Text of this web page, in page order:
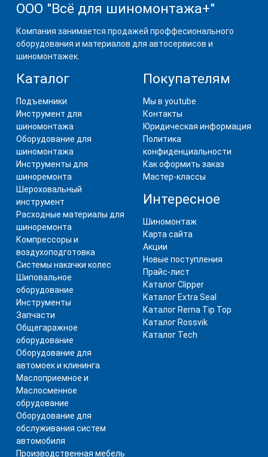
ООО "Всё для шиномонтажа+"
Компания занимается продажей проффесионального
оборудования и материалов для автосервисов и
шиномонтажек.
Каталог
Подъемники
Инструмент для
шиномонтажа
Оборудование для
шиномонтажа
Инструменты для
шиноремонта
Шероховальный
инструмент
Расходные материалы для
шиноремонта
Компрессоры и
воздухоподготовка
Системы накачки колес
Шиповальное
оборудование
Инструменты
Запчасти
Общегаражное
оборудование
Оборудование для
автомоек и клининга
Маслоприемное и
Маслосменное
обрудование
Оборудование для
обслуживания систем
автомобиля
Производственная мебель
Покупателям
Мы в youtube
Контакты
Юридическая информация
Политика
конфиденциальности
Как оформить заказ
Мастер-классы
Интересное
Шиномонтаж
Карта сайта
Акции
Новые поступления
Прайс-лист
Каталог Clipper
Каталог Extra Seal
Каталог Rema Tip Top
Каталог Rossvik
Каталог Tech